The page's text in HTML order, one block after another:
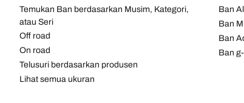
Temukan Ban berdasarkan Musim, Kategori,
atau Seri
Off road
On road
Telusuri berdasarkan produsen
Lihat semua ukuran
Ban
Ban
Ban
Ban